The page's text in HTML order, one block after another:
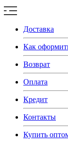
Доставка
Как
Возврат
Оплата
Кредит
Контакты
Купить